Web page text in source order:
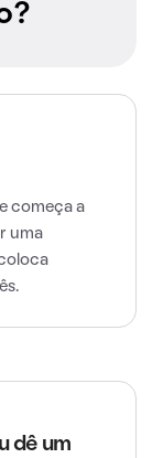
começa a
uma
dê um